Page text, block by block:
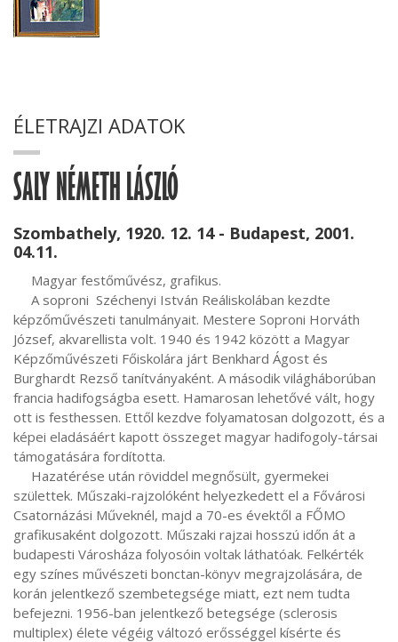
ÉLETRAJZI ADATOK
SALY NÉMETH LÁSZLÓ
Szombathely, 1920. 12. 14 - Budapest, 2001.
04.11.
képzőművészeti tanulmányait. Mestere Soproni Horváth
József, akvarellista volt. 1940 és 1942 között a Magyar
Képzőművészeti Főiskolára járt Benkhard Ágost és
Burghardt Rezső tanítványaként. A második világháborúban
francia hadifogságba esett. Hamarosan lehetővé vált, hogy
ott is festhessen. Ettől kezdve folyamatosan dolgozott, és a
képei eladásáért kapott összeget magyar hadifogoly-társai
támogatására fordította.
születtek. Műszaki-rajzolóként helyezkedett el a Fővárosi
Csatornázási Műveknél, majd a 70-es évektől a FŐMO
grafikusaként dolgozott. Műszaki rajzai hosszú időn át a
budapesti Városháza folyosóin voltak láthatóak. Felkérték
egy színes művészeti bonctan-könyv megrajzolására, de
korán jelentkező szembetegsége miatt, ezt nem tudta
befejezni. 1956-ban jelentkező betegsége (sclerosis
multiplex) élete végéig változó erősséggel kísérte és